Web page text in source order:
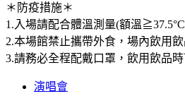
＊防疫措施＊
1.入場請配合體溫測量(額溫
2.本場館禁止攜帶外食，場內飲用
3.請務必全程配戴口罩，飲用飲品
演唱會